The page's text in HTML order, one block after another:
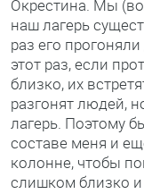
Окрестина. Мы
наш лагерь
раз его
этот раз, если
близко, их
разгонят людей,
лагерь. Поэтому
составе меня и
колонне, чтобы
слишком близко и